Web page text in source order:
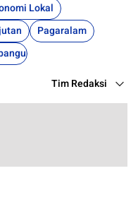
Lokal
Pagaralam
Tim Redaksi